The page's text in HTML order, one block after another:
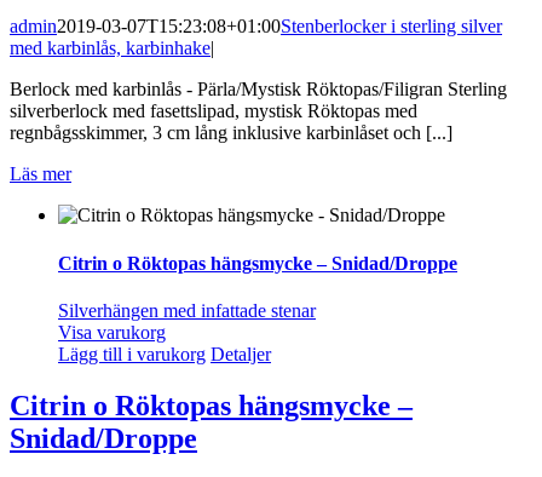
admin2019-03-07T15:23:08+01:00Stenberlocker i sterling silver
med karbinlås, karbinhake|
Berlock med karbinlås - Pärla/Mystisk Röktopas/Filigran Sterling
silverberlock med fasettslipad, mystisk Röktopas med
regnbågsskimmer, 3 cm lång inklusive karbinlåset och [...]
Läs mer
Citrin o Röktopas hängsmycke – Snidad/Droppe
Silverhängen med infattade stenar
Visa varukorg
Lägg till i varukorg Detaljer
Citrin o Röktopas hängsmycke –
Snidad/Droppe